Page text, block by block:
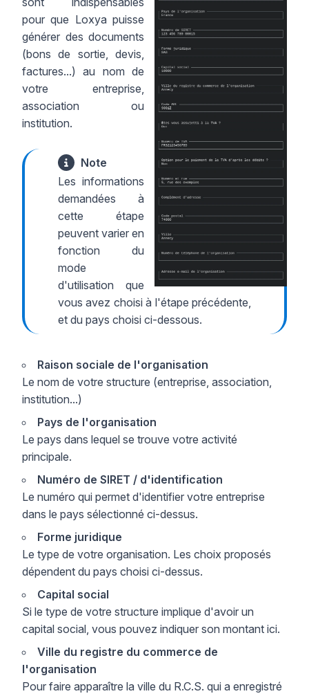
pour que Loxya puisse
générer des documents
(bons de sortie, devis,
factures...) au nom de
votre entreprise,
association ou
institution.
Note
Les informations
demandées à
cette étape
peuvent varier en
fonction du
mode
d'utilisation que
vous avez choisi à l'étape précédente,
et du pays choisi ci-dessous.
Raison sociale de l'organisation
Le nom de votre structure (entreprise, association,
institution...)
Pays de l'organisation
Le pays dans lequel se trouve votre activité
principale.
Numéro de SIRET / d'identification
Le numéro qui permet d'identifier votre entreprise
dans le pays sélectionné ci-dessus.
Forme juridique
Le type de votre organisation. Les choix proposés
dépendent du pays choisi ci-dessus.
Capital social
Si le type de votre structure implique d'avoir un
capital social, vous pouvez indiquer son montant ici.
Ville du registre du commerce de
l'organisation
Pour faire apparaître la ville du R.C.S. qui a enregistré